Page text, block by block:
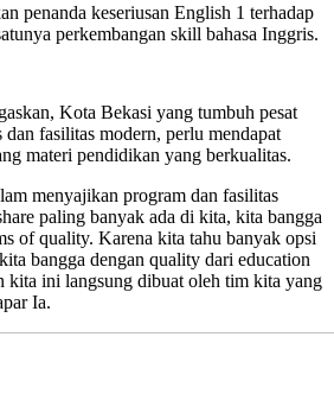
penanda keseriusan English 1 terhadap
perkembangan skill bahasa Inggris.
Kota Bekasi yang tumbuh pesat
dan fasilitas modern, perlu mendapat
materi pendidikan yang berkualitas.
menyajikan program dan fasilitas
paling banyak ada di kita, kita bangga
of quality. Karena kita tahu banyak opsi
bangga dengan quality dari education
kita ini langsung dibuat oleh tim kita yang
Ia.